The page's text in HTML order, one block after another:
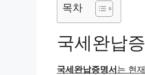
목차
국세완납
국세완납증명서는 현